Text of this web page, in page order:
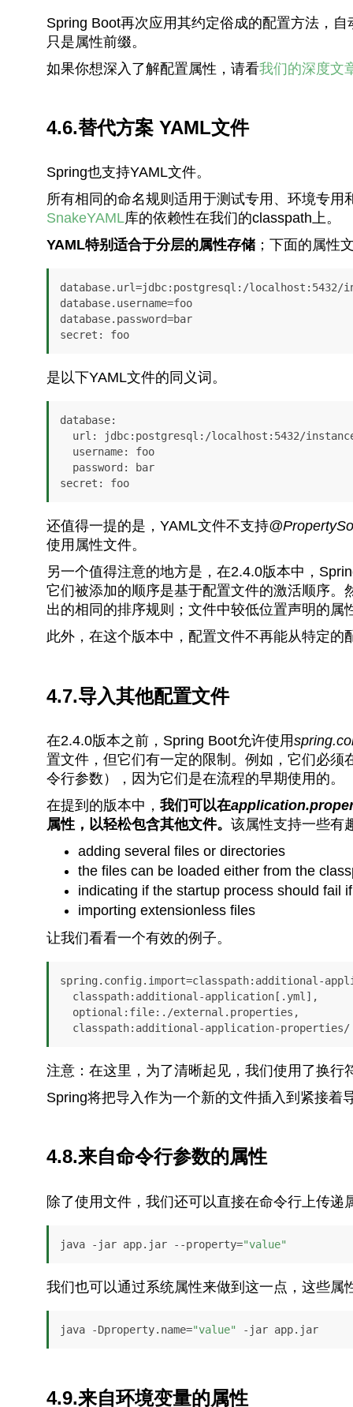
Spring Boot再次应用其约定俗成的配置方法，
只是属性前缀。
如果你想深入了解配置属性，请看我们的深度文
4.6.替代方案 YAML文件
Spring也支持YAML文件。
所有相同的命名规则适用于测试专用、环境专
SnakeYAML库的依赖性在我们的classpath上。
YAML特别适合于分层的属性存储；下面的属性
database.url=jdbc:postgresql:/localhost:5432/
database.username=foo
database.password=bar
secret: foo
是以下YAML文件的同义词。
database:
secret: foo
还值得一提的是，YAML文件不支持
使用属性文件。
另一个值得注意的地方是，在2.4.0版本中，
它们被添加的顺序是基于配置文件的激活顺序
出的相同的排序规则；文件中较低位置声明的属
此外，在这个版本中，配置文件不再能从特定
4.7.导入其他配置文件
在2.4.0版本之前，Spring Boot允许使用
置文件，但它们有一定的限制。例如，它们必
令行参数），因为它们是在流程的早期使用的。
在提到的版本中， 我们可以在
属性，以轻松包含其他文件。 该属性支持一些有
adding several files or directories
the files can be loaded either from the
indicating if the startup process should fail
importing extensionless files
让我们看看一个有效的例子。
spring.config.import=classpath:additional-
  classpath:additional-application-properties/
注意：在这里，为了清晰起见，我们使用了换行
Spring将把导入作为一个新的文件插入到紧接着
4.8.来自命令行参数的属性
除了使用文件，我们还可以直接在命令行上传递
java -jar app.jar --property="value"
我们也可以通过系统属性来做到这一点，这些属
java -Dproperty.name="value" -jar app.jar
4.9.来自环境变量的属性